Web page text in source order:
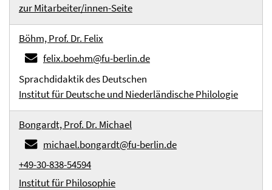
zur Mitarbeiter/innen-Seite
Böhm, Prof. Dr. Felix
felix.boehm@fu-berlin.de
Sprachdidaktik des Deutschen
Institut für Deutsche und Niederländische Philologie
Bongardt, Prof. Dr. Michael
michael.bongardt@fu-berlin.de
+49-30-838-54594
Institut für Philosophie